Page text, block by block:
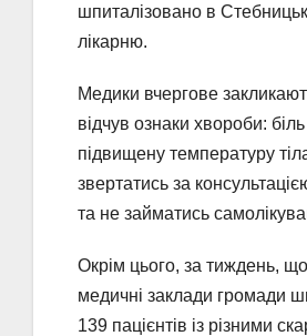
шпиталізовано в
лікарню.
Медики вчергове
відчув ознаки хвороби: біль
підвищену температуру
звертатись за
та не займатись
Окрім цього, за тиждень,
медичні заклади громади
139 пацієнтів із різними